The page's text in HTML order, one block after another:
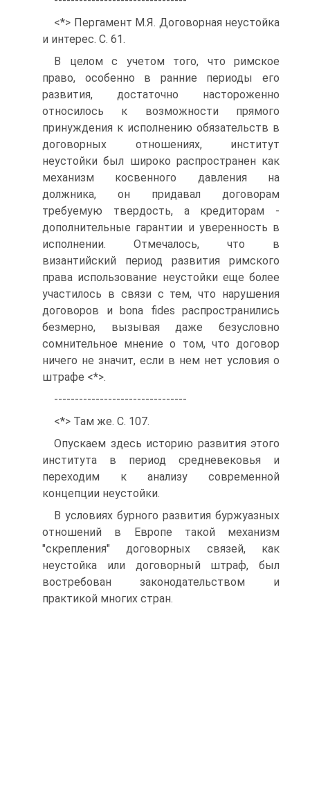
<*> Пергамент М.Я. Договорная неустойка
и интерес. С. 61.
В целом с учетом того, что римское
право, особенно в ранние периоды его
развития, достаточно настороженно
относилось к возможности прямого
принуждения к исполнению обязательств в
договорных отношениях, институт
неустойки был широко распространен как
механизм косвенного давления на
должника, он придавал договорам
требуемую твердость, а кредиторам -
дополнительные гарантии и уверенность в
исполнении. Отмечалось, что в
византийский период развития римского
права использование неустойки еще более
участилось в связи с тем, что нарушения
договоров и bona fides распространились
безмерно, вызывая даже безусловно
сомнительное мнение о том, что договор
ничего не значит, если в нем нет условия о
штрафе <*>.
--------------------------------
<*> Там же. С. 107.
Опускаем здесь историю развития этого
института в период средневековья и
переходим к анализу современной
концепции неустойки.
В условиях бурного развития буржуазных
отношений в Европе такой механизм
"скрепления" договорных связей, как
неустойка или договорный штраф, был
востребован законодательством и
практикой многих стран.